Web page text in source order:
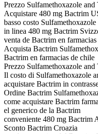
Prezzo Sulfamethoxazole
Acquistare 480 mg Bactrim
basso costo
in linea 480 mg Bactrim
venta de Bactrim en farmacias
Acquista Bactrim
Bactrim en farmacias de chile
Prezzo Sulfamethoxazole
Il costo di Sulfamethoxazole
acquistare Bactrim in
Ordine Bactrim
come acquistare Bactrim
el generico de la Bactrim
conveniente 480 mg Bactrim
Sconto Bactrim Croazia